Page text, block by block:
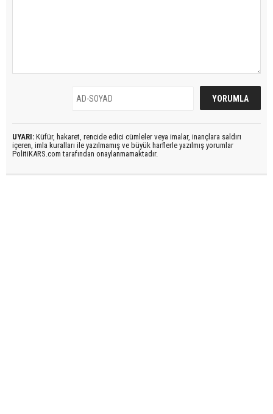
UYARI: Küfür, hakaret, rencide edici cümleler veya imalar, inançlara saldırı
içeren, imla kuralları ile yazılmamış ve büyük harflerle yazılmış yorumlar
PolitiKARS.com tarafından onaylanmamaktadır.